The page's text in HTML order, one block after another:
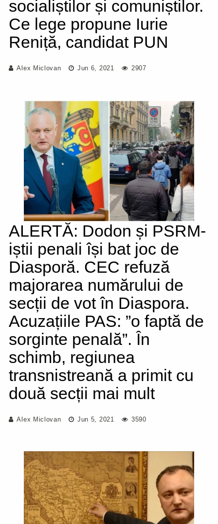
socialiștilor și comuniștilor.
Ce lege propune Iurie
Reniță, candidat PUN
Alex Miclovan Jun 6, 2021 2907
ALERTĂ: Dodon și PSRM-
iștii penali își bat joc de
Diasporă. CEC refuză
majorarea numărului de
secții de vot în Diaspora.
Acuzațiile PAS: ”o faptă de
sorginte penală”. În
schimb, regiunea
transnistreană a primit cu
două secții mai mult
Alex Miclovan Jun 5, 2021 3590